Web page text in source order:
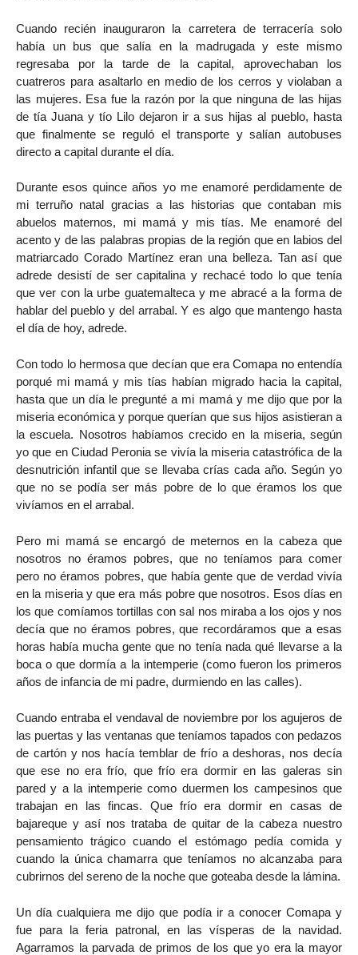
Cuando recién inauguraron la carretera de terracería solo
había un bus que salía en la madrugada y este mismo
regresaba por la tarde de la capital, aprovechaban los
cuatreros para asaltarlo en medio de los cerros y violaban a
las mujeres. Esa fue la razón por la que ninguna de las hijas
de tía Juana y tío Lilo dejaron ir a sus hijas al pueblo, hasta
que finalmente se reguló el transporte y salían autobuses
directo a capital durante el día.
Durante esos quince años yo me enamoré perdidamente de
mi terruño natal gracias a las historias que contaban mis
abuelos maternos, mi mamá y mis tías. Me enamoré del
acento y de las palabras propias de la región que en labios del
matriarcado Corado Martínez eran una belleza. Tan así que
adrede desistí de ser capitalina y rechacé todo lo que tenía
que ver con la urbe guatemalteca y me abracé a la forma de
hablar del pueblo y del arrabal. Y es algo que mantengo hasta
el día de hoy, adrede.
Con todo lo hermosa que decían que era Comapa no entendía
porqué mi mamá y mis tías habían migrado hacia la capital,
hasta que un día le pregunté a mi mamá y me dijo que por la
miseria económica y porque querían que sus hijos asistieran a
la escuela. Nosotros habíamos crecido en la miseria, según
yo que en Ciudad Peronia se vivía la miseria catastrófica de la
desnutrición infantil que se llevaba crías cada año. Según yo
que no se podía ser más pobre de lo que éramos los que
vivíamos en el arrabal.
Pero mi mamá se encargó de meternos en la cabeza que
nosotros no éramos pobres, que no teníamos para comer
pero no éramos pobres, que había gente que de verdad vivía
en la miseria y que era más pobre que nosotros. Esos días en
los que comíamos tortillas con sal nos miraba a los ojos y nos
decía que no éramos pobres, que recordáramos que a esas
horas había mucha gente que no tenía nada qué llevarse a la
boca o que dormía a la intemperie (como fueron los primeros
años de infancia de mi padre, durmiendo en las calles).
Cuando entraba el vendaval de noviembre por los agujeros de
las puertas y las ventanas que teníamos tapados con pedazos
de cartón y nos hacía temblar de frío a deshoras, nos decía
que ese no era frío, que frío era dormir en las galeras sin
pared y a la intemperie como duermen los campesinos que
trabajan en las fincas. Que frío era dormir en casas de
bajareque y así nos trataba de quitar de la cabeza nuestro
pensamiento trágico cuando el estómago pedía comida y
cuando la única chamarra que teníamos no alcanzaba para
cubrirnos del sereno de la noche que goteaba desde la lámina.
Un día cualquiera me dijo que podía ir a conocer Comapa y
fue para la feria patronal, en las vísperas de la navidad.
Agarramos la parvada de primos de los que yo era la mayor